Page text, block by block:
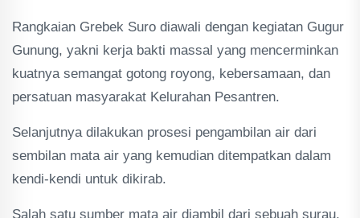
Rangkaian Grebek Suro diawali dengan kegiatan Gugur
Gunung, yakni kerja bakti massal yang mencerminkan
kuatnya semangat gotong royong, kebersamaan, dan
persatuan masyarakat Kelurahan Pesantren.
Selanjutnya dilakukan prosesi pengambilan air dari
sembilan mata air yang kemudian ditempatkan dalam
kendi-kendi untuk dikirab.
Salah satu sumber mata air diambil dari sebuah surau,